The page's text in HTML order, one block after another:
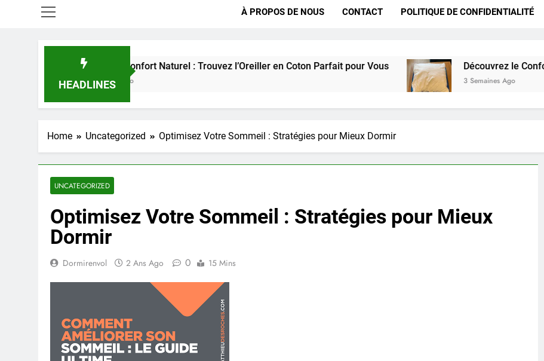
À PROPOS DE NOUS CONTACT POLITIQUE DE CONFIDENTIALITÉ
HEADLINES
Choisir le Confort Naturel : Trouvez l’Oreiller en Coton Parfait pour Vous
3 Semaines Ago
Découvrez le Confort
3 Semaines Ago
Home Uncategorized Optimisez Votre Sommeil : Stratégies pour Mieux Dormir
UNCATEGORIZED
Optimisez Votre Sommeil : Stratégies pour Mieux
Dormir
Dormirenvol 2 Ans Ago 0 15 Mins